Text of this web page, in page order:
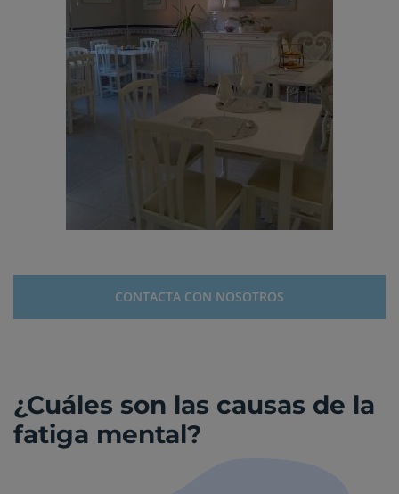
CONTACTA CON NOSOTROS
¿Cuáles son las causas de la
fatiga mental?